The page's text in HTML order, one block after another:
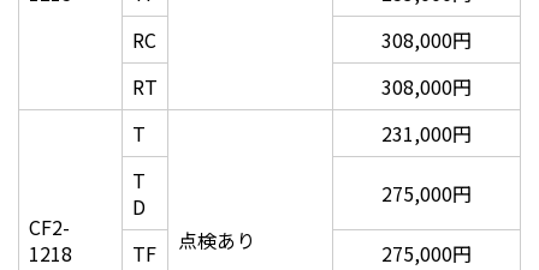
カッティングをサポートする多彩な機能が満
載
RC
308,000円
RT
308,000円
CF2-
1218
T
点検あり
231,000円
T
D
275,000円
TF
275,000円